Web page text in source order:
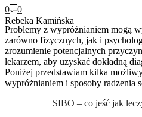
Rebeka Kamińska
0
0
Problemy z wypróżnianiem mogą
zarówno fizycznych, jak i
zrozumienie potencjalnych
lekarzem, aby uzyskać dokładną
Poniżej przedstawiam kilka
wypróżnianiem i sposoby radzenia
SIBO – co jeść jak